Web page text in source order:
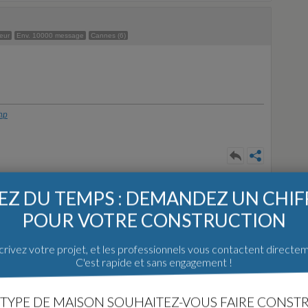
Env. 10000 message Cannes (6)
utile Env. 20000 message La Verdière (83)
face !
DU TEMPS : DEMANDEZ UN
POUR VOTRE CONSTRUCTION
votre projet, et les professionnels vous contactent
C'est rapide et sans engagement !
DE MAISON SOUHAITEZ-VOUS FAIRE